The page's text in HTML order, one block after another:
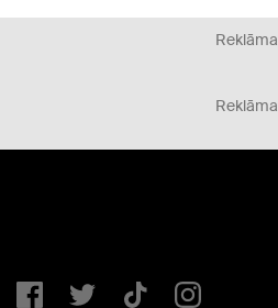
Reklāma
Reklāma